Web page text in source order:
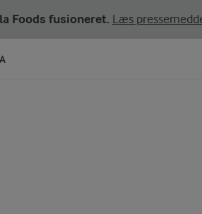
Foods fusioneret. Læs